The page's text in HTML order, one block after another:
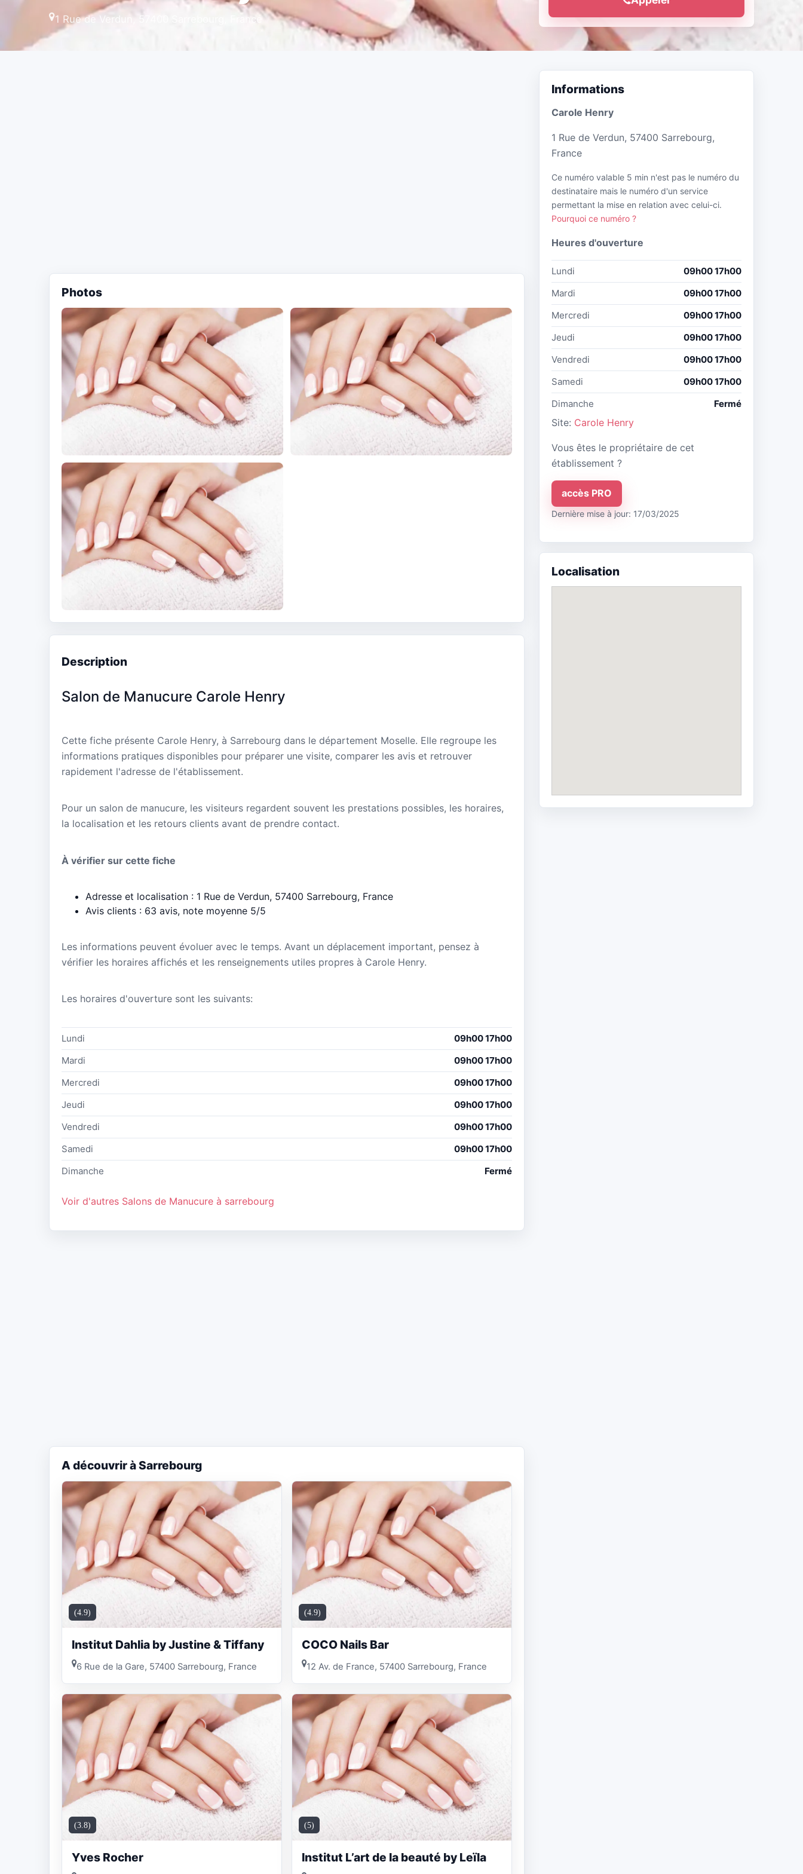
1 Rue de Verdun, 57400 Sarrebourg, France
Photos
Description
Salon de Manucure Carole Henry
Cette fiche présente Carole Henry, à Sarrebourg dans le département Moselle. Elle regroupe les
informations pratiques disponibles pour préparer une visite, comparer les avis et retrouver
rapidement l'adresse de l'établissement.
Pour un salon de manucure, les visiteurs regardent souvent les prestations possibles, les horaires,
la localisation et les retours clients avant de prendre contact.
À vérifier sur cette fiche
Adresse et localisation : 1 Rue de Verdun, 57400 Sarrebourg, France
Avis clients : 63 avis, note moyenne 5/5
Les informations peuvent évoluer avec le temps. Avant un déplacement important, pensez à
vérifier les horaires affichés et les renseignements utiles propres à Carole Henry.
Les horaires d'ouverture sont les suivants:
Lundi
09h00 17h00
Mardi
09h00 17h00
Mercredi
09h00 17h00
Jeudi
09h00 17h00
Vendredi
09h00 17h00
Samedi
09h00 17h00
Dimanche
Fermé
Voir d'autres Salons de Manucure à sarrebourg
A découvrir à Sarrebourg
(4.9)
Institut Dahlia by Justine & Tiffany
6 Rue de la Gare, 57400 Sarrebourg, France
(4.9)
COCO Nails Bar
12 Av. de France, 57400 Sarrebourg, France
(3.8)
Yves Rocher
(5)
Institut L’art de la beauté by Leïla
Informations
Carole Henry
1 Rue de Verdun, 57400 Sarrebourg,
France
Ce numéro valable 5 min n'est pas le numéro du
destinataire mais le numéro d'un service
permettant la mise en relation avec celui-ci.
Pourquoi ce numéro ?
Heures d'ouverture
Lundi
09h00 17h00
Mardi
09h00 17h00
Mercredi
09h00 17h00
Jeudi
09h00 17h00
Vendredi
09h00 17h00
Samedi
09h00 17h00
Dimanche
Fermé
Site: Carole Henry
Vous êtes le propriétaire de cet
établissement ?
accès PRO
Dernière mise à jour: 17/03/2025
Localisation